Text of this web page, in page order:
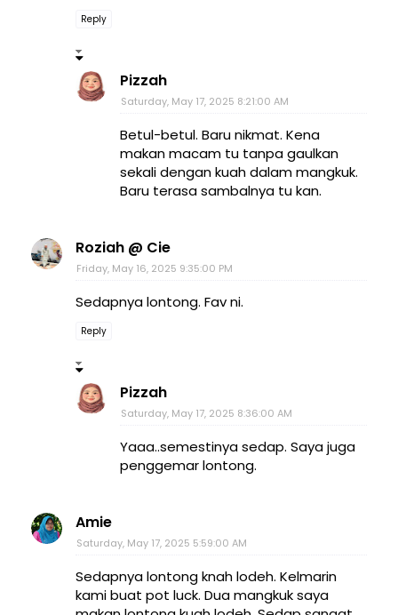
Reply
Pizzah
Saturday, May 17, 2025 8:21:00 AM
Betul-betul. Baru nikmat. Kena
makan macam tu tanpa gaulkan
sekali dengan kuah dalam mangkuk.
Baru terasa sambalnya tu kan.
Roziah @ Cie
Friday, May 16, 2025 9:35:00 PM
Sedapnya lontong. Fav ni.
Reply
Pizzah
Saturday, May 17, 2025 8:36:00 AM
Yaaa..semestinya sedap. Saya juga
penggemar lontong.
Amie
Saturday, May 17, 2025 5:59:00 AM
Sedapnya lontong knah lodeh. Kelmarin
kami buat pot luck. Dua mangkuk saya